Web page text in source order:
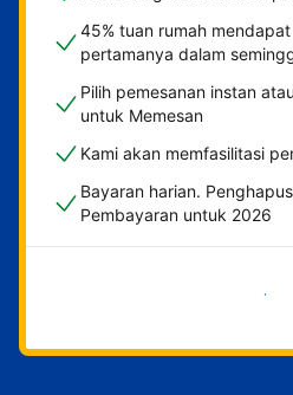
45% tuan rumah
pertamanya dalam
Pilih pemesanan instan
untuk Memesan
Kami akan memfasilitasi
Bayaran harian.
Pembayaran untuk 2026
Mulai sekarang